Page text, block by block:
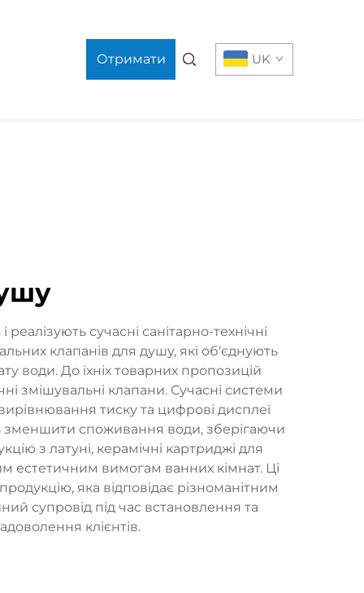
Отримати UK
сучасні санітарно-технічні
клапанів для душу, які об'єднують
води. До їхніх товарних пропозицій
змішувальні клапани. Сучасні системи
тиску та цифрові дисплеї
зменшити споживання води, зберігаючи
з латуні, керамічні картриджі для
естетичним вимогам ванних кімнат. Ці
яка відповідає різноманітним
супровід під час встановлення та
клієнтів.